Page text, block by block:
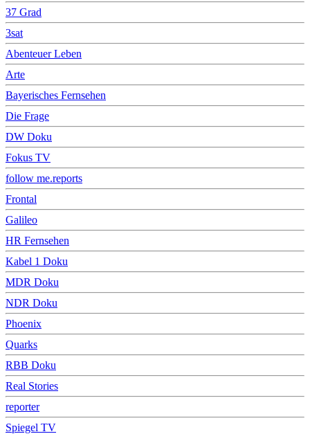
37 Grad
3sat
Abenteuer Leben
Arte
Bayerisches Fernsehen
Die Frage
DW Doku
Fokus TV
follow me.reports
Frontal
Galileo
HR Fernsehen
Kabel 1 Doku
MDR Doku
NDR Doku
Phoenix
Quarks
RBB Doku
Real Stories
reporter
Spiegel TV